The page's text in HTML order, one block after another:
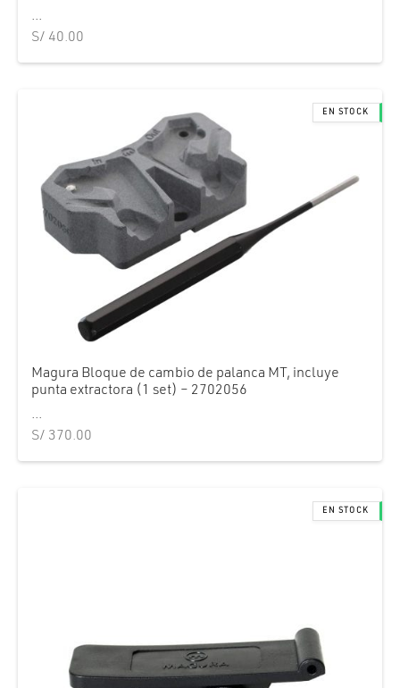
...
S/ 40.00
Magura Bloque de cambio de palanca MT, incluye
punta extractora (1 set) – 2702056
...
S/ 370.00